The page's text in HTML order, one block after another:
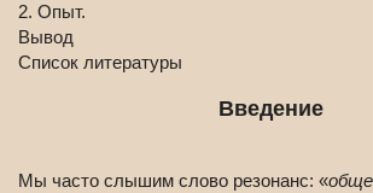
2. Опыт.
Вывод
Список литературы
Введение
Мы часто слышим слово резонанс: «